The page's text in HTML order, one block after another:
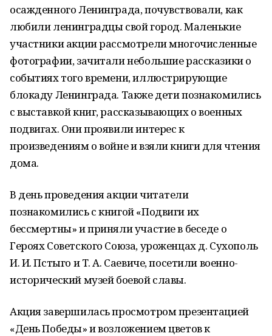
осажденного Ленинграда, почувствовали, как
любили ленинградцы свой город. Маленькие
участники акции рассмотрели многочисленные
фотографии, зачитали небольшие рассказики о
событиях того времени, иллюстрирующие
блокаду Ленинграда. Также дети познакомились
с выставкой книг, рассказывающих о военных
подвигах. Они проявили интерес к
произведениям о войне и взяли книги для чтения
дома.
В день проведения акции читатели
познакомились с книгой «Подвиги их
бессмертны» и приняли участие в беседе о
Героях Советского Союза, уроженцах д. Сухополь
И. И. Пстыго и Т. А. Саевиче, посетили военно-
исторический музей боевой славы.
Акция завершилась просмотром презентацией
«День Победы» и возложением цветов к